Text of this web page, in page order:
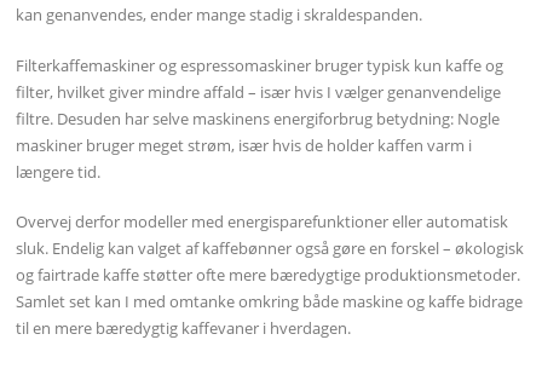
kan genanvendes, ender mange stadig i skraldespanden.
Filterkaffemaskiner og espressomaskiner bruger typisk kun kaffe og
filter, hvilket giver mindre affald – især hvis I vælger genanvendelige
filtre. Desuden har selve maskinens energiforbrug betydning: Nogle
maskiner bruger meget strøm, især hvis de holder kaffen varm i
længere tid.
Overvej derfor modeller med energisparefunktioner eller automatisk
sluk. Endelig kan valget af kaffebønner også gøre en forskel – økologisk
og fairtrade kaffe støtter ofte mere bæredygtige produktionsmetoder.
Samlet set kan I med omtanke omkring både maskine og kaffe bidrage
til en mere bæredygtig kaffevaner i hverdagen.